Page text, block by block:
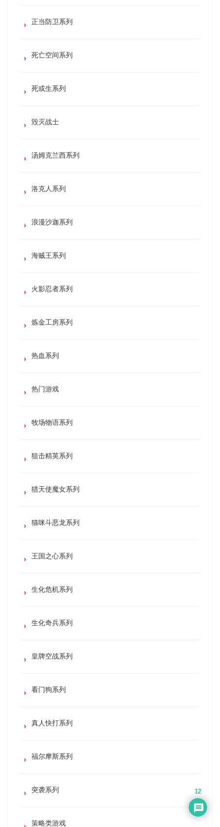
正当防卫系列
死亡空间系列
死或生系列
毁灭战士
汤姆克兰西系列
洛克人系列
浪漫沙迦系列
海贼王系列
火影忍者系列
炼金工房系列
热血系列
热门游戏
牧场物语系列
狙击精英系列
猎天使魔女系列
猫咪斗恶龙系列
王国之心系列
生化危机系列
生化奇兵系列
皇牌空战系列
看门狗系列
真人快打系列
福尔摩斯系列
突袭系列
策略类游戏
12